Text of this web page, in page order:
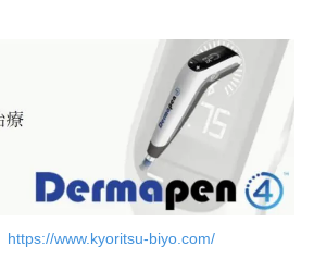
https://www.kyoritsu-biyo.com/